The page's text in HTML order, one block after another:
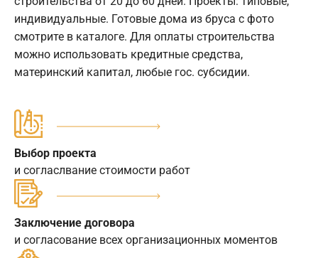
индивидуальные. Готовые дома из бруса с фото
смотрите в каталоге. Для оплаты строительства
можно использовать кредитные средства,
материнский капитал, любые гос. субсидии.
Выбор проекта
и согласлвание стоимости работ
Заключение договора
и согласование всех организационных моментов